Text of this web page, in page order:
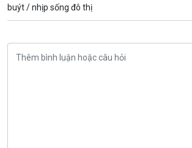
buýt /nhịp sống đô thị